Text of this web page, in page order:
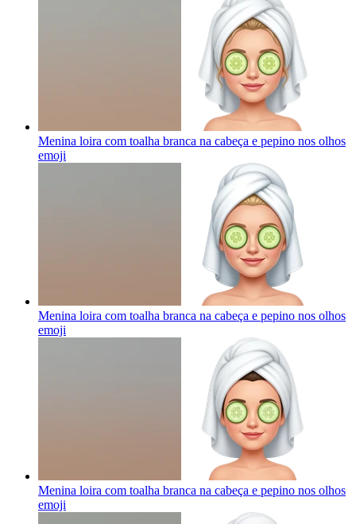
Menina loira com toalha branca na cabeça e pepino nos olhos
emoji
Menina loira com toalha branca na cabeça e pepino nos olhos
emoji
Menina loira com toalha branca na cabeça e pepino nos olhos
emoji